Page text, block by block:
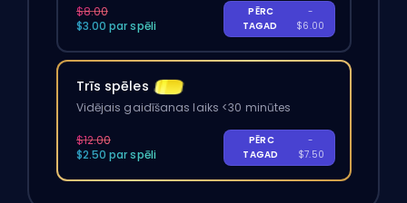
$8.00
$3.00 par spēli
PĒRC
TAGAD
-
$6.00
Trīs spēles
Vidējais gaidīšanas laiks <30 minūtes
$12.00
$2.50 par spēli
PĒRC
TAGAD
-
$7.50